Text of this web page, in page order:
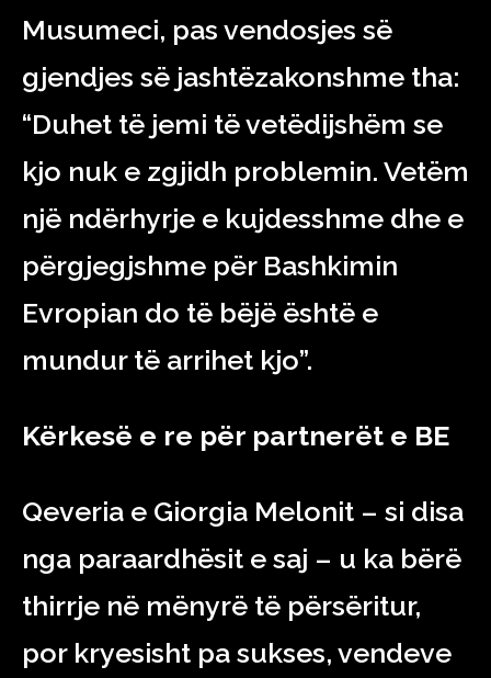
Musumeci, pas vendosjes së
gjendjes së jashtëzakonshme tha:
“Duhet të jemi të vetëdijshëm se
kjo nuk e zgjidh problemin. Vetëm
një ndërhyrje e kujdesshme dhe e
përgjegjshme për Bashkimin
Evropian do të bëjë është e
mundur të arrihet kjo”.
Kërkesë e re për partnerët e BE
Qeveria e Giorgia Melonit – si disa
nga paraardhësit e saj – u ka bërë
thirrje në mënyrë të përsëritur,
por kryesisht pa sukses, vendeve